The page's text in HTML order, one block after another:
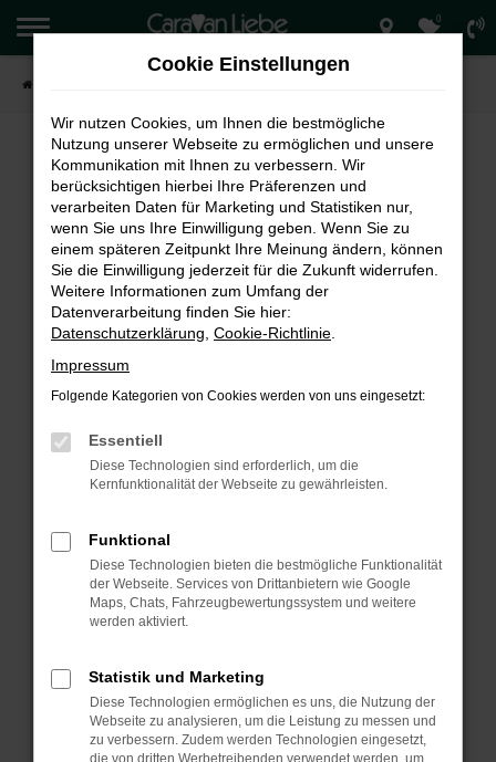
Zum
Hauptinhalt
springen
0
FEHLER: NETWORK ERROR
Beim Laden ist ein Fehler aufgetreten.
Hier sind ein paar Tipps, die dir helfen können:
Überprüfe deine Firewall und deine
Internetverbindung.
Laden andere Webseiten, zum Beispiel deine
Suchmaschine?
Prüfe deine Browsererweiterungen.
können das Laden bestimmter Seiten
verhindern. Funktioniert die Seite in einem
Starte dein Gerät neu.
Das kann manchmal helfen, vorübergehende
Probleme zu beheben.
sind.
Veraltete Software birgt nicht nur ein
Sicherheitsrisiko, sondern kann auch dazu
Cookie Einstellungen
Wir nutzen Cookies, um Ihnen die bestmögliche
Nutzung unserer Webseite zu ermöglichen und unsere
Kommunikation mit Ihnen zu verbessern. Wir
berücksichtigen hierbei Ihre Präferenzen und
verarbeiten Daten für Marketing und Statistiken nur,
wenn Sie uns Ihre Einwilligung geben. Wenn Sie zu
einem späteren Zeitpunkt Ihre Meinung ändern, können
Sie die Einwilligung jederzeit für die Zukunft widerrufen.
Weitere Informationen zum Umfang der
Datenverarbeitung finden Sie hier:
Datenschutzerklärung Cookie-Richtlinie
Impressum
Folgende Kategorien von Cookies werden von uns eingesetzt:
Essentiell
Diese Technologien sind erforderlich, um die
Kernfunktionalität der Webseite zu gewährleisten.
Funktional
Diese Technologien bieten die bestmögliche Funktionalität
der Webseite. Services von Drittanbietern wie Google
Maps, Chats, Fahrzeugbewertungssystem und weitere
werden aktiviert.
Statistik und Marketing
Diese Technologien ermöglichen es uns, die Nutzung der
Webseite zu analysieren, um die Leistung zu messen und
zu verbessern. Zudem werden Technologien eingesetzt,
die von dritten Werbetreibenden verwendet werden, um